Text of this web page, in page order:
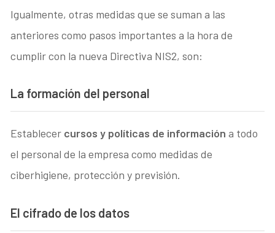
Igualmente, otras medidas que se suman a las
anteriores como pasos importantes a la hora de
cumplir con la nueva Directiva NIS2, son:
La formación del personal
Establecer cursos y políticas de información a todo
el personal de la empresa como medidas de
ciberhigiene, protección y previsión.
El cifrado de los datos